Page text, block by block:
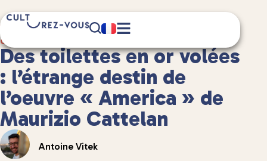
Culture
4 minute(s) de lecture
Des toilettes en or volées
: l’étrange destin de
l’oeuvre « America » de
Maurizio Cattelan
Antoine Vitek